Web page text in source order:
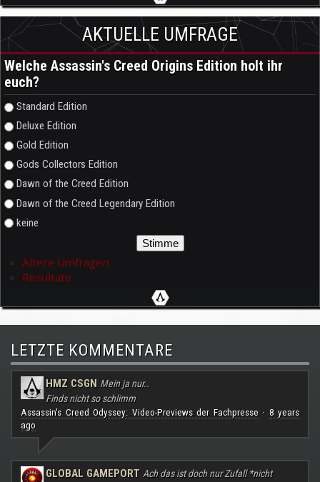
AKTUELLE UMFRAGE
Welche Assassin's Creed Origins Edition holt ihr
euch?
Auswahlmöglichkeiten
Standard Edition
Deluxe Edition
Gold Edition
Gods Collectors Edition
Dawn of the Creed Edition
Dawn of the Creed Legendary Edition
keine
Ältere Umfragen
Resultate
LETZTE KOMMENTARE
HMZ CSGN Mein ja nur..
Finds nicht so schlimm
Assassin's Creed Odyssey: Video-Previews der Fachpresse· 8 years
ago
GLOBAL GAMEPORT Ach das ist doch nur Zufall *nicht